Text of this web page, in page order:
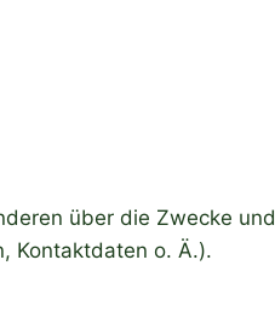
über die Zwecke und
Kontaktdaten o. Ä.).